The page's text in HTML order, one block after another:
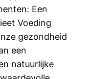
Een
Voeding
gezondheid
een
natuurlijke